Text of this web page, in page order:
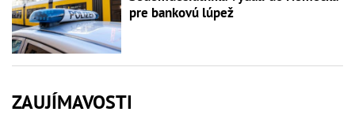
pre bankovú lúpež
ZAUJÍMAVOSTI